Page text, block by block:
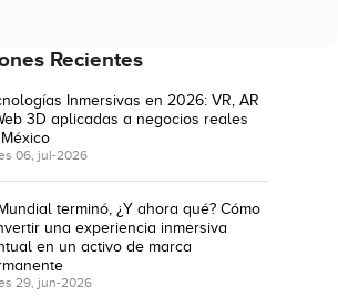
Recientes
Inmersivas en 2026: VR, AR
3D aplicadas a negocios reales
06, jul-2026
terminó, ¿Y ahora qué? Cómo
una experiencia inmersiva
en un activo de marca
29, jun-2026